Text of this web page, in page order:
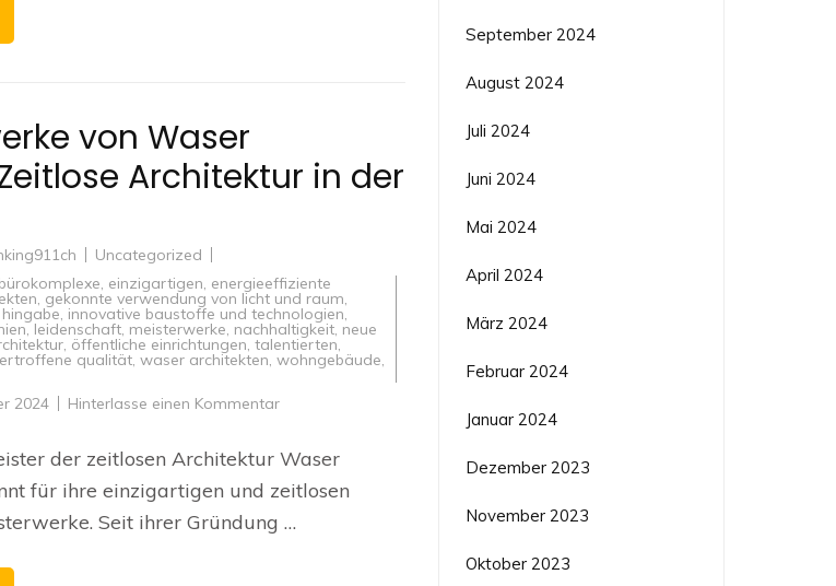
von Waser
Architektur in der
Uncategorized
bürokomplexe, einzigartigen, energieeffiziente
, gekonnte verwendung von licht und raum,
hingabe, innovative baustoffe und technologien,
, leidenschaft, meisterwerke, nachhaltigkeit, neue
, öffentliche einrichtungen, talentierten,
qualität, waser architekten, wohngebäude,
2024 Hinterlasse einen Kommentarzu
von
Waser
Architekten:
Zeitlose
in
der zeitlosen Architektur Waser
für ihre einzigartigen und zeitlosen
Seit ihrer Gründung …
September 2024
August 2024
Juli 2024
Juni 2024
Mai 2024
April 2024
März 2024
Februar 2024
Januar 2024
Dezember 2023
November 2023
Oktober 2023